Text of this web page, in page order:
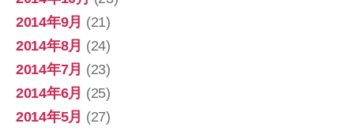
2014年9月 (21)
2014年8月 (24)
2014年7月 (23)
2014年6月 (25)
2014年5月 (27)